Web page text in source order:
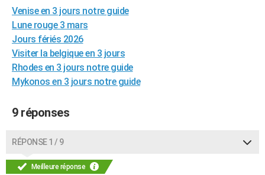
Guides de France
Escapades
Patrimoine
Expositions
Musées
Week-end nature
+LIFESTYLE
Art de vivre
Bien-être
Loisirs
ModeModes de vie
SANTE
Alimentation
Guide de la santé
Maladies
Médicaments
Sommeil
Destinations
City break
Voyage nature
Voyage de noces
Forum
Climat
PHOTO
GUIDES D'ACHAT
Venise en 3 jours notre guide
Lune rouge 3 mars
Jours fériés 2026
Visiter la belgique en 3 jours
Rhodes en 3 jours notre guide
Mykonos en 3 jours notre guide
9 réponses
RÉPONSE 1 / 9
Meilleure réponse